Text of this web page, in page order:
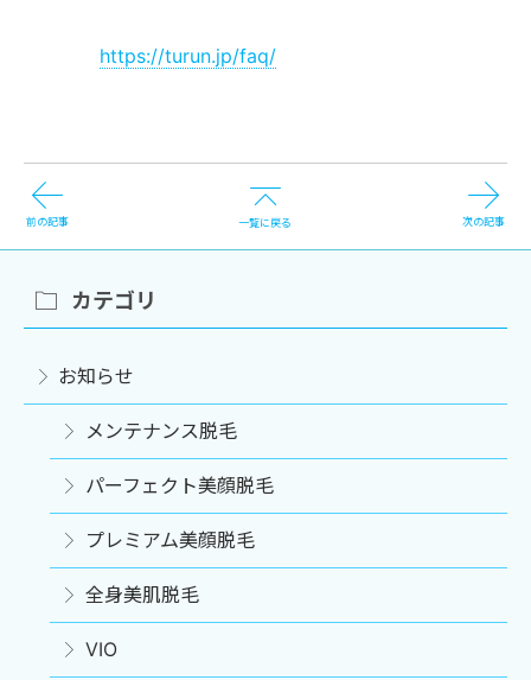
https://turun.jp/faq/
前の記事 一覧に戻る 次の記事
カテゴリ
お知らせ
メンテナンス脱毛
パーフェクト美顔脱毛
プレミアム美顔脱毛
全身美肌脱毛
VIO